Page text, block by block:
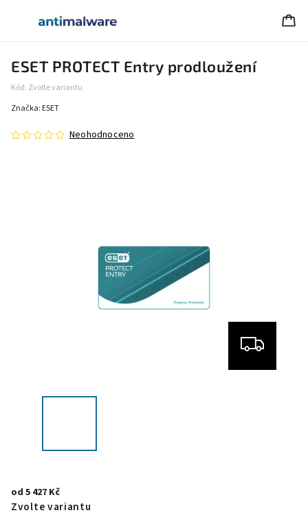
ESET PROTECT Entry prodloužení
Kód: Zvolte variantu
Neohodnoceno
Značka: ESET
od 5 427 Kč
Zvolte variantu